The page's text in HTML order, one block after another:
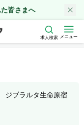
皆さまへ
求人検索 メニュー
ジブラルタ生命原宿